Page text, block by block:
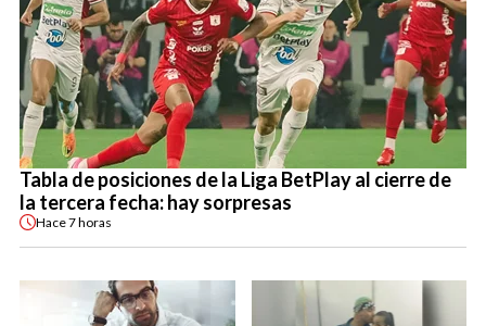
Tabla de posiciones de la Liga BetPlay al cierre de
la tercera fecha: hay sorpresas
Hace7 horas